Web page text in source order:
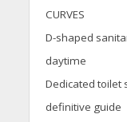
CURVES
D-shaped
daytime
Dedicated toilet
definitive guide